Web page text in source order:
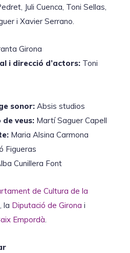
Juli Cuenca, Toni Sellas,
i Xavier Serrano.
Girona
i direcció d’actors: Toni
sonor: Absis studios
veus: Martí Saguer Capell
Maria Alsina Carmona
Figueras
Cunillera Font
de Cultura de la
, la Diputació de Girona i
Empordà.